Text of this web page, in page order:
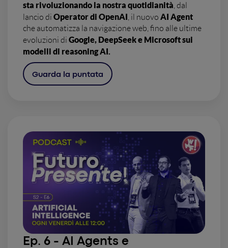
sta rivoluzionando la nostra quotidianità , dal
lancio di Operator di OpenAI , il nuovo AI Agent
che automatizza la navigazione web, fino alle ultime
evoluzioni di Google, DeepSeek e Microsoft sui
modelli di reasoning AI.
Guarda la puntata
Ep. 6 - AI Agents e